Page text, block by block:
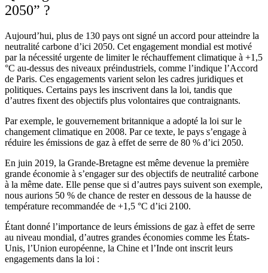
2050” ?
Aujourd’hui, plus de 130 pays ont signé un accord pour atteindre la
neutralité carbone d’ici 2050. Cet engagement mondial est motivé
par la nécessité urgente de limiter le réchauffement climatique à +1,5
°C au-dessus des niveaux préindustriels, comme l’indique l’Accord
de Paris. Ces engagements varient selon les cadres juridiques et
politiques. Certains pays les inscrivent dans la loi, tandis que
d’autres fixent des objectifs plus volontaires que contraignants.
Par exemple, le gouvernement britannique a adopté la loi sur le
changement climatique en 2008. Par ce texte, le pays s’engage à
réduire les émissions de gaz à effet de serre de 80 % d’ici 2050.
En juin 2019, la Grande-Bretagne est même devenue la première
grande économie à s’engager sur des objectifs de neutralité carbone
à la même date. Elle pense que si d’autres pays suivent son exemple,
nous aurions 50 % de chance de rester en dessous de la hausse de
température recommandée de +1,5 °C d’ici 2100.
Étant donné l’importance de leurs émissions de gaz à effet de serre
au niveau mondial, d’autres grandes économies comme les États-
Unis, l’Union européenne, la Chine et l’Inde ont inscrit leurs
engagements dans la loi :